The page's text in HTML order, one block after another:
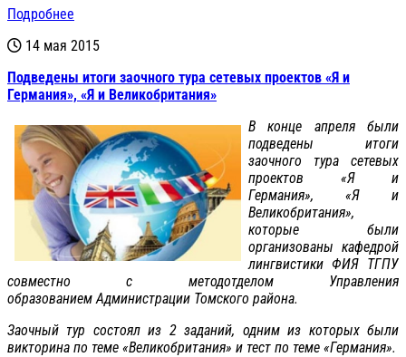
Подробнее
14 мая 2015
Подведены итоги заочного тура сетевых проектов «Я и
Германия», «Я и Великобритания»
В конце апреля были
подведены итоги
заочного тура сетевых
проектов «Я и
Германия», «Я и
Великобритания»,
которые были
организованы кафедрой
лингвистики ФИЯ ТГПУ
совместно с методотделом Управления
образованием Администрации Томского района.
Заочный тур состоял из 2 заданий, одним из которых были
викторина по теме «Великобритания» и тест по теме «Германия».